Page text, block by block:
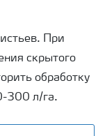
При
скрытого
обработку
300 л/га.